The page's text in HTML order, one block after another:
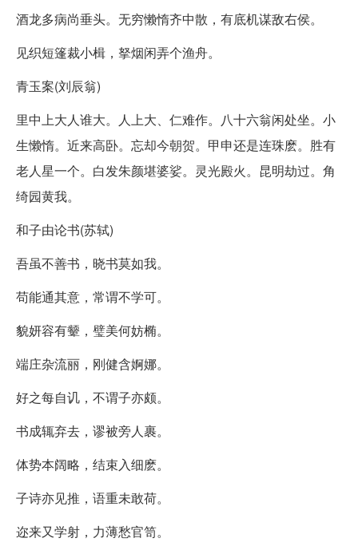
酒龙多病尚垂头。无穷懒惰齐中散，有底机谋敌右侯。
见织短篷裁小楫，拏烟闲弄个渔舟。
青玉案(刘辰翁)
里中上大人谁大。人上大、仁难作。八十六翁闲处坐。小
生懒惰。近来高卧。忘却今朝贺。甲申还是连珠麽。胜有
老人星一个。白发朱颜堪婆娑。灵光殿火。昆明劫过。角
绮园黄我。
和子由论书(苏轼)
吾虽不善书，晓书莫如我。
苟能通其意，常谓不学可。
貌妍容有颦，璧美何妨椭。
端庄杂流丽，刚健含婀娜。
好之每自讥，不谓子亦颇。
书成辄弃去，谬被旁人裹。
体势本阔略，结束入细麽。
子诗亦见推，语重未敢荷。
迩来又学射，力薄愁官笥。